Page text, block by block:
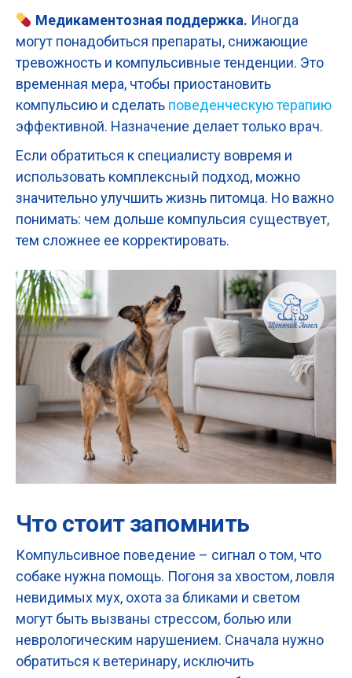
Медикаментозная поддержка. Иногда
могут понадобиться препараты, снижающие
тревожность и компульсивные тенденции. Это
временная мера, чтобы приостановить
компульсию и сделать поведенческую терапию
эффективной. Назначение делает только врач.
Если обратиться к специалисту вовремя и
использовать комплексный подход, можно
значительно улучшить жизнь питомца. Но важно
понимать: чем дольше компульсия существует,
тем сложнее ее корректировать.
Что стоит запомнить
Компульсивное поведение – сигнал о том, что
собаке нужна помощь. Погоня за хвостом, ловля
невидимых мух, охота за бликами и светом
могут быть вызваны стрессом, болью или
неврологическим нарушением. Сначала нужно
обратиться к ветеринару, исключить